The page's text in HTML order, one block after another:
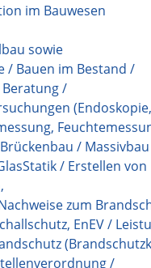
im Bauwesen
sowie
/ Bauen im Bestand /
/
(Endoskopie,
/
/ Erstellen von
zum
EnEV /
/